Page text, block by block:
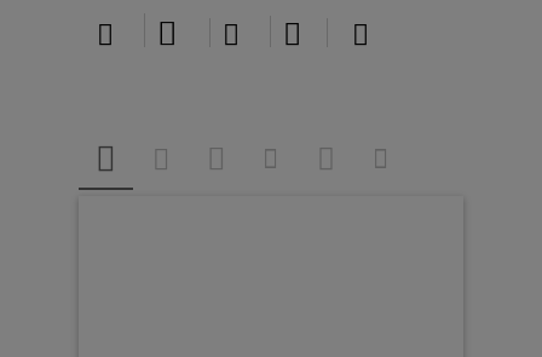
    